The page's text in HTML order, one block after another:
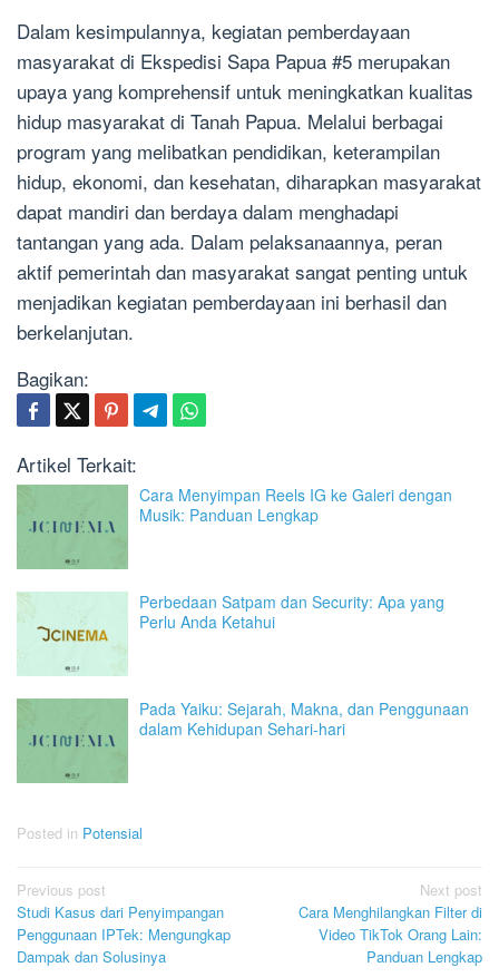
Dalam kesimpulannya, kegiatan pemberdayaan
masyarakat di Ekspedisi Sapa Papua #5 merupakan
upaya yang komprehensif untuk meningkatkan kualitas
hidup masyarakat di Tanah Papua. Melalui berbagai
program yang melibatkan pendidikan, keterampilan
hidup, ekonomi, dan kesehatan, diharapkan masyarakat
dapat mandiri dan berdaya dalam menghadapi
tantangan yang ada. Dalam pelaksanaannya, peran
aktif pemerintah dan masyarakat sangat penting untuk
menjadikan kegiatan pemberdayaan ini berhasil dan
berkelanjutan.
Bagikan:
Artikel Terkait:
Cara Menyimpan Reels IG ke Galeri dengan
Musik: Panduan Lengkap
Perbedaan Satpam dan Security: Apa yang
Perlu Anda Ketahui
Pada Yaiku: Sejarah, Makna, dan Penggunaan
dalam Kehidupan Sehari-hari
Posted in Potensial
Post
navigation
Previous post
Studi Kasus dari Penyimpangan
Penggunaan IPTek: Mengungkap
Dampak dan Solusinya
Next post
Cara Menghilangkan Filter di
Video TikTok Orang Lain:
Panduan Lengkap